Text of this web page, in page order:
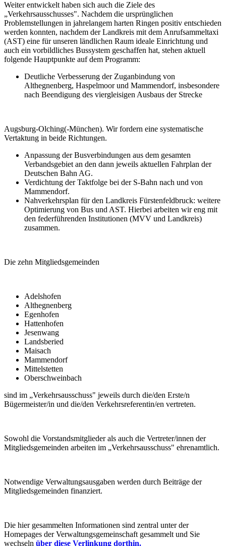
Weiter entwickelt haben sich auch die Ziele des
„Verkehrsausschusses". Nachdem die ursprünglichen
Problemstellungen in jahrelangem harten Ringen positiv entschieden
werden konnten, nachdem der Landkreis mit dem Anrufsammeltaxi
(AST) eine für unseren ländlichen Raum ideale Einrichtung und
auch ein vorbildliches Bussystem geschaffen hat, stehen aktuell
folgende Hauptpunkte auf dem Programm:
Deutliche Verbesserung der Zuganbindung von
Althegnenberg, Haspelmoor und Mammendorf, insbesondere
nach Beendigung des viergleisigen Ausbaus der Strecke
Augsburg-Olching(-München). Wir fordern eine systematische
Vertaktung in beide Richtungen.
Anpassung der Busverbindungen aus dem gesamten
Verbandsgebiet an den dann jeweils aktuellen Fahrplan der
Deutschen Bahn AG.
Verdichtung der Taktfolge bei der S-Bahn nach und von
Mammendorf.
Nahverkehrsplan für den Landkreis Fürstenfeldbruck: weitere
Optimierung von Bus und AST. Hierbei arbeiten wir eng mit
den federführenden Institutionen (MVV und Landkreis)
zusammen.
Die zehn Mitgliedsgemeinden
Adelshofen
Althegnenberg
Egenhofen
Hattenhofen
Jesenwang
Landsberied
Maisach
Mammendorf
Mittelstetten
Oberschweinbach
sind im „Verkehrsausschuss" jeweils durch die/den Erste/n
Bügermeister/in und die/den Verkehrsreferentin/en vertreten.
Sowohl die Vorstandsmitglieder als auch die Vertreter/innen der
Mitgliedsgemeinden arbeiten im „Verkehrsausschuss" ehrenamtlich.
Notwendige Verwaltungsausgaben werden durch Beiträge der
Mitgliedsgemeinden finanziert.
Die hier gesammelten Informationen sind zentral unter der
Homepages der Verwaltungsgemeinschaft gesammelt und Sie
wechseln über diese Verlinkung dorthin.